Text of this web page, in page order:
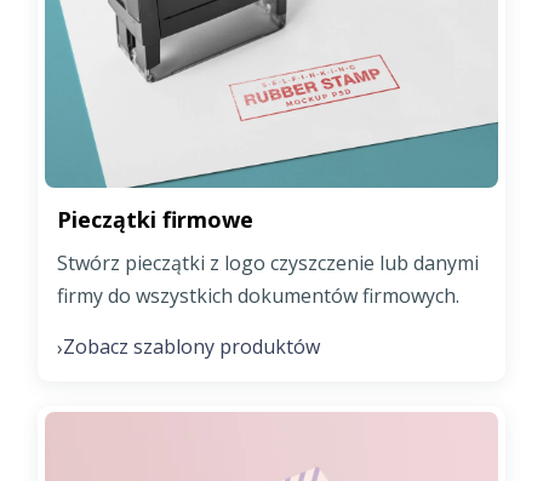
Pieczątki firmowe
Stwórz pieczątki z logo czyszczenie lub danymi
firmy do wszystkich dokumentów firmowych.
›Zobacz szablony produktów